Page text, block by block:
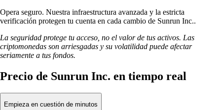
Opera seguro. Nuestra infraestructura avanzada y la estricta
verificación protegen tu cuenta en cada cambio de Sunrun Inc..
La seguridad protege tu acceso, no el valor de tus activos. Las
criptomonedas son arriesgadas y su volatilidad puede afectar
seriamente a tus fondos.
Precio de Sunrun Inc. en tiempo real
Empieza en cuestión de minutos